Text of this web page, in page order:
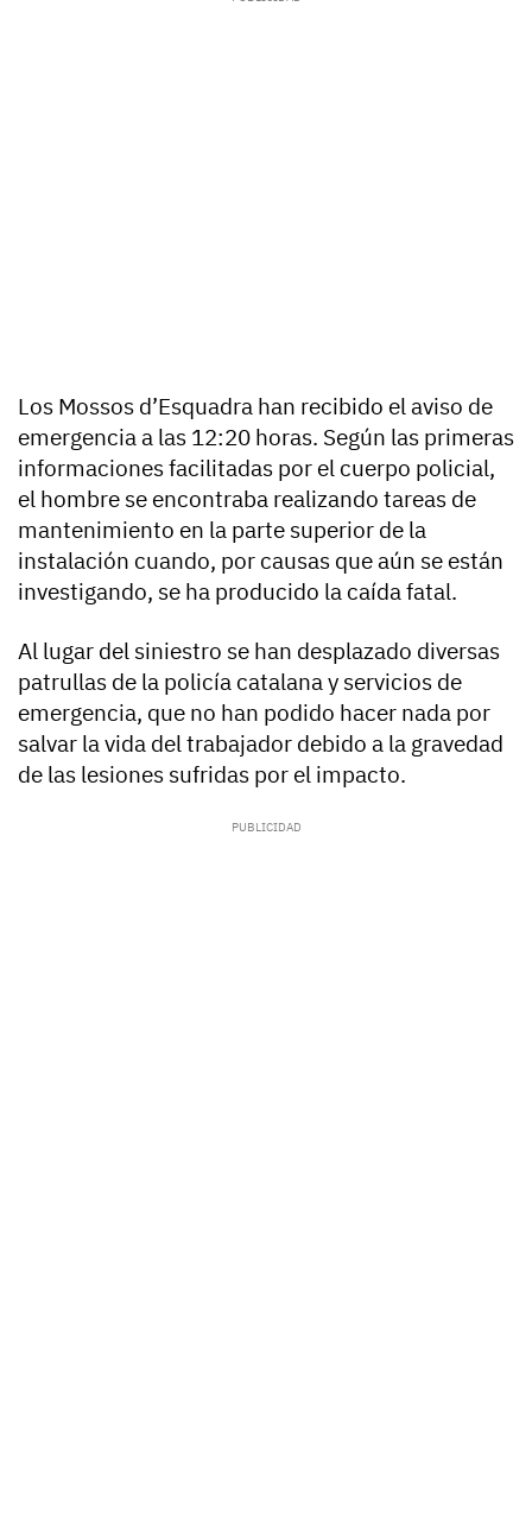
Los Mossos d’Esquadra han recibido el aviso de
emergencia a las 12:20 horas. Según las primeras
informaciones facilitadas por el cuerpo policial,
el hombre se encontraba realizando tareas de
mantenimiento en la parte superior de la
instalación cuando, por causas que aún se están
investigando, se ha producido la caída fatal.
Al lugar del siniestro se han desplazado diversas
patrullas de la policía catalana y servicios de
emergencia, que no han podido hacer nada por
salvar la vida del trabajador debido a la gravedad
de las lesiones sufridas por el impacto.